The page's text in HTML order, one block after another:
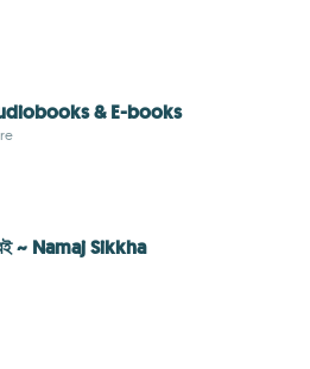
& E-books
বই ~ Namaj Sikkha